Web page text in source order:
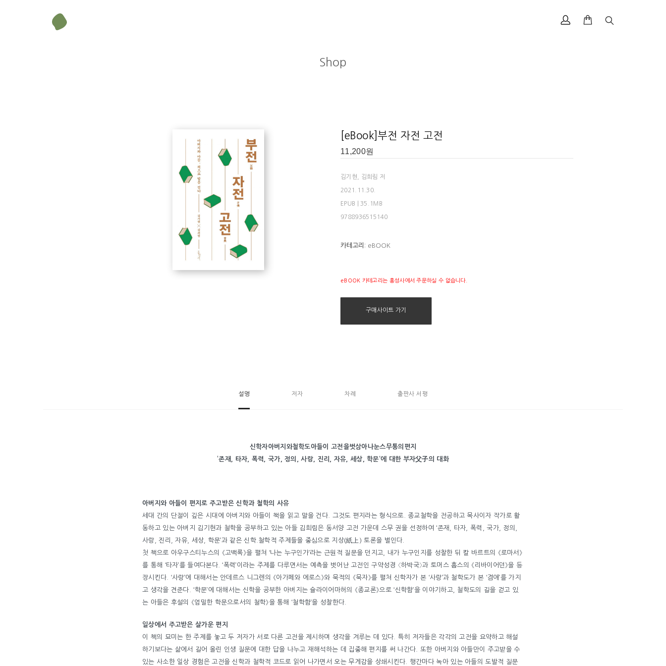
Shop
[eBook]부전 자전 고전
11,200원
김기현, 김희림 저
2021.11.30.
EPUB | 35.1MB
9788936515140
카테고리: eBOOK
eBOOK 카테고리는 홍성사에서 주문하실 수 없습니다.
구매사이트 가기
설명 저자 차례 출판사 서평
신학자아버지와철학도아들이 고전을벗삼아나눈스무통의편지
‘존재, 타자, 폭력, 국가, 정의, 사랑, 진리, 자유, 세상, 학문’에 대한 부자父子의 대화
아버지와 아들이 편지로 주고받은 신학과 철학의 사유
세대 간의 단절이 깊은 시대에 아버지와 아들이 책을 읽고 말을 건다. 그것도 편지라는 형식으로. 종교철학을 전공하고 목사이자 작가로 활
동하고 있는 아버지 김기현과 철학을 공부하고 있는 아들 김희림은 동서양 고전 가운데 스무 권을 선정하여 ‘존재, 타자, 폭력, 국가, 정의,
사랑, 진리, 자유, 세상, 학문’과 같은 신학.철학적 주제들을 중심으로 지상(紙上) 토론을 벌인다.
첫 책으로 아우구스티누스의 《고백록》을 펼쳐 ‘나는 누구인가’라는 근원적 질문을 던지고, 내가 누구인지를 성찰한 뒤 칼 바르트의 《로마서》
를 통해 ‘타자’를 들여다본다. ‘폭력’이라는 주제를 다루면서는 예측을 벗어난 고전인 구약성경 〈하박국〉과 토머스 홉스의 《리바이어던》을 등
장시킨다. ‘사랑’에 대해서는 안데르스 니그렌의 《아가페와 에로스》와 묵적의 《묵자》를 펼쳐 신학자가 본 ‘사랑’과 철학도가 본 ‘겸애’를 가지
고 생각을 견준다. ‘학문’에 대해서는 신학을 공부한 아버지는 슐라이어마허의 《종교론》으로 ‘신학함’을 이야기하고, 철학도의 길을 걷고 있
는 아들은 후설의 《엄밀한 학문으로서의 철학》을 통해 ‘철학함’을 성찰한다.
일상에서 주고받은 살가운 편지
이 책의 묘미는 한 주제를 놓고 두 저자가 서로 다른 고전을 제시하며 생각을 겨루는 데 있다. 특히 저자들은 각각의 고전을 요약하고 해설
하기보다는 삶에서 길어 올린 인생 질문에 대한 답을 나누고 재해석하는 데 집중해 편지를 써 나간다. 또한 아버지와 아들만이 주고받을 수
있는 사소한 일상 경험은 고전을 신학과 철학적 코드로 읽어 나가면서 오는 무게감을 상쇄시킨다. 행간마다 녹아 있는 아들의 도발적 질문